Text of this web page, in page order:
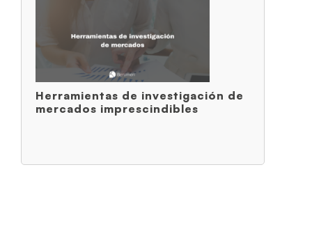
Herramientas de investigación de
mercados imprescindibles